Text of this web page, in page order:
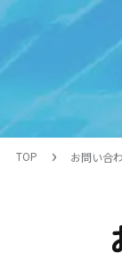
TOP お問い合